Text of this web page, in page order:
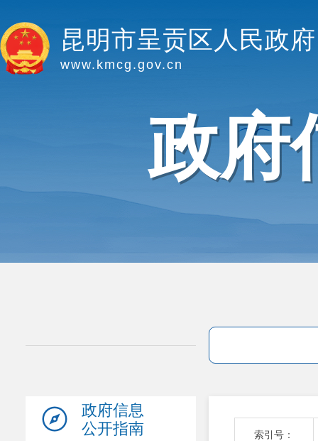
昆明市呈贡区人民政府
www.kmcg.gov.cn
政府
政府信息
公开指南
索引号：